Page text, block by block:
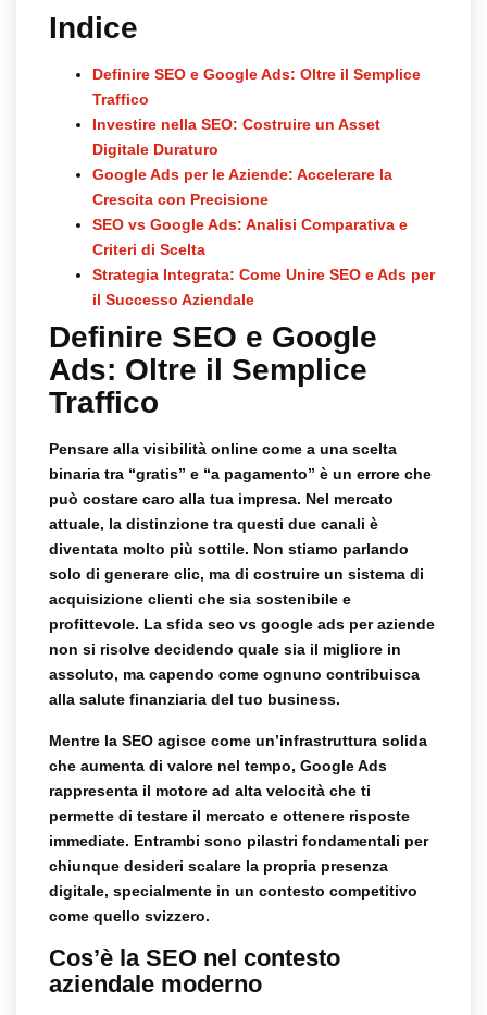
Indice
Definire SEO e Google Ads: Oltre il Semplice
Traffico
Investire nella SEO: Costruire un Asset
Digitale Duraturo
Google Ads per le Aziende: Accelerare la
Crescita con Precisione
SEO vs Google Ads: Analisi Comparativa e
Criteri di Scelta
Strategia Integrata: Come Unire SEO e Ads per
il Successo Aziendale
Definire SEO e Google
Ads: Oltre il Semplice
Traffico
Pensare alla visibilità online come a una scelta
binaria tra “gratis” e “a pagamento” è un errore che
può costare caro alla tua impresa. Nel mercato
attuale, la distinzione tra questi due canali è
diventata molto più sottile. Non stiamo parlando
solo di generare clic, ma di costruire un sistema di
acquisizione clienti che sia sostenibile e
profittevole. La sfida seo vs google ads per aziende
non si risolve decidendo quale sia il migliore in
assoluto, ma capendo come ognuno contribuisca
alla salute finanziaria del tuo business.
Mentre la SEO agisce come un’infrastruttura solida
che aumenta di valore nel tempo, Google Ads
rappresenta il motore ad alta velocità che ti
permette di testare il mercato e ottenere risposte
immediate. Entrambi sono pilastri fondamentali per
chiunque desideri scalare la propria presenza
digitale, specialmente in un contesto competitivo
come quello svizzero.
Cos’è la SEO nel contesto
aziendale moderno